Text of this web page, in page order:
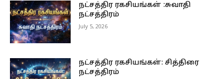
நட்சத்திர ரகசியங்கள் :சுவாதி
நட்சத்திரம்
July 5, 2026
நட்சத்திர ரகசியங்கள்: சித்திரை
நட்சத்திரம்